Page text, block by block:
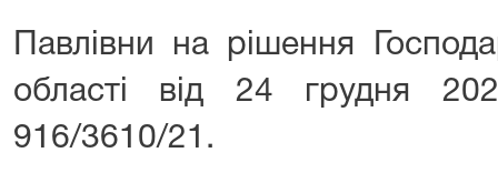
Павлівни на рішення
області від 24 грудня
916/3610/21.